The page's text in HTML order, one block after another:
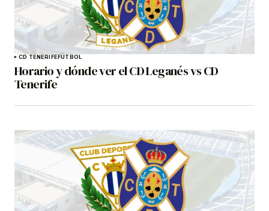
CD TENERIFEFÚTBOL
Horario y dónde ver el CD Leganés vs CD
Tenerife